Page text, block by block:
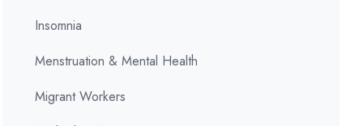
Insomnia
Menstruation & Mental Health
Migrant Workers